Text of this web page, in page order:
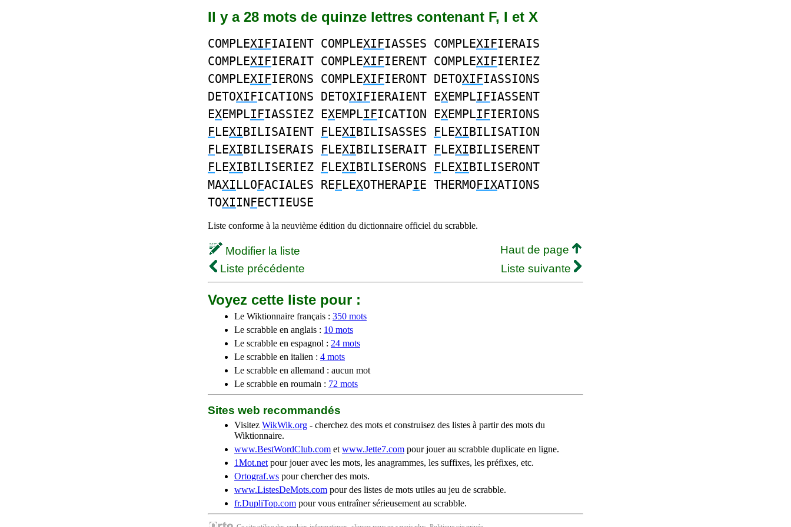
Il y a 28 mots de quinze lettres contenant F, I et X
COMPLEXIFIAIENT COMPLEXIFIASSES COMPLEXIFIERAIS
COMPLEXIFIERAIT COMPLEXIFIERENT COMPLEXIFIERIEZ
COMPLEXIFIERONS COMPLEXIFIERONT DETOXIFIASSIONS
DETOXIFICATIONS DETOXIFIERAIENT EXEMPLIFIASSENT
EXEMPLIFIASSIEZ EXEMPLIFICATION EXEMPLIFIERIONS
FLEXIBILISAIENT FLEXIBILISASSES FLEXIBILISATION
FLEXIBILISERAIS FLEXIBILISERAIT FLEXIBILISERENT
FLEXIBILISERIEZ FLEXIBILISERONS FLEXIBILISERONT
MAXILLOFACIALES REFLEXOTHERAPIE THERMOFIXATIONS
TOXIINFECTIEUSE
Liste conforme à la neuvième édition du dictionnaire officiel du scrabble.
Modifier la liste
Haut de page
Liste précédente
Liste suivante
Voyez cette liste pour :
Le Wiktionnaire français : 350 mots
Le scrabble en anglais : 10 mots
Le scrabble en espagnol : 24 mots
Le scrabble en italien : 4 mots
Le scrabble en allemand : aucun mot
Le scrabble en roumain : 72 mots
Sites web recommandés
Visitez WikWik.org - cherchez des mots et construisez des listes à partir des mots du
Wiktionnaire.
www.BestWordClub.com et www.Jette7.com pour jouer au scrabble duplicate en ligne.
1Mot.net pour jouer avec les mots, les anagrammes, les suffixes, les préfixes, etc.
Ortograf.ws pour chercher des mots.
www.ListesDeMots.com pour des listes de mots utiles au jeu de scrabble.
fr.DupliTop.com pour vous entraîner sérieusement au scrabble.